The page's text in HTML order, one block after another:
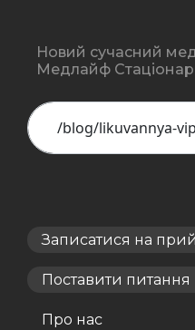
Новий сучасний
Медлайф Стаціонар
Записатися на
Поставити питання
Про нас